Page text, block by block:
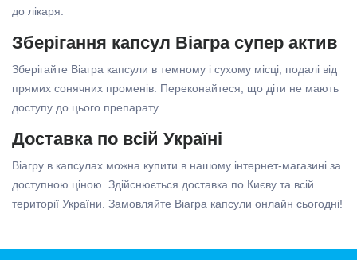
до лікаря.
Зберігання капсул Віагра супер актив
Зберігайте Віагра капсули в темному і сухому місці, подалі від
прямих сонячних променів. Переконайтеся, що діти не мають
доступу до цього препарату.
Доставка по всій Україні
Віагру в капсулах можна купити в нашому інтернет-магазині за
доступною ціною. Здійснюється доставка по Києву та всій
території України. Замовляйте Віагра капсули онлайн сьогодні!